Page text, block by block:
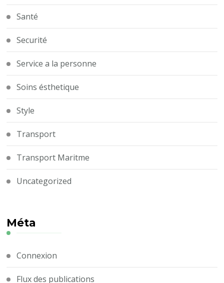
Santé
Securité
Service a la personne
Soins ésthetique
Style
Transport
Transport Maritme
Uncategorized
Méta
Connexion
Flux des publications